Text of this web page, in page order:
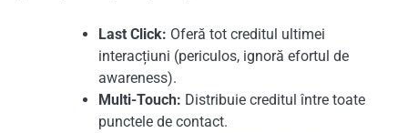
Last Click: Oferă tot creditul ultimei
interacțiuni (periculos, ignoră efortul de
awareness).
Multi-Touch: Distribuie creditul între toate
punctele de contact.